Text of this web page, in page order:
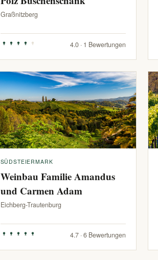
Graßnitzberg
4.0 · 1 Bewertungen
SÜDSTEIERMARK
Weinbau Familie Amandus
und Carmen Adam
Eichberg-Trautenburg
4.7 · 6 Bewertungen